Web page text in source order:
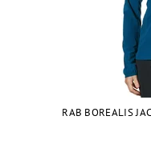
RAB BOREALIS